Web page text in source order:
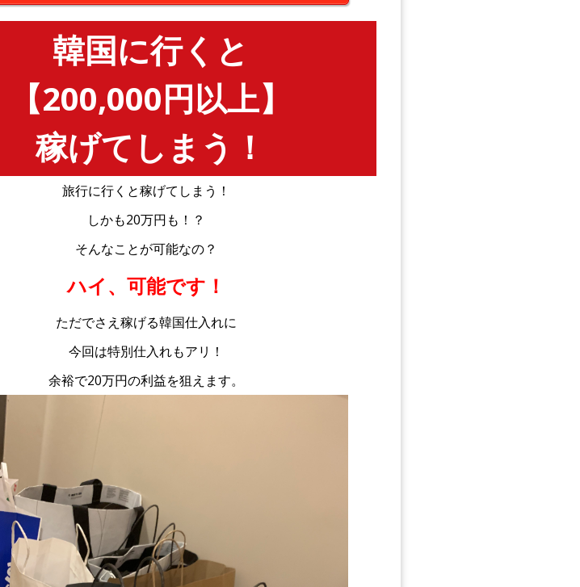
韓国に行くと
【200,000円以上】
稼げてしまう！
旅行に行くと稼げてしまう！
しかも20万円も！？
そんなことが可能なの？
ハイ、可能です！
ただでさえ稼げる韓国仕入れに
今回は特別仕入れもアリ！
余裕で20万円の利益を狙えます。